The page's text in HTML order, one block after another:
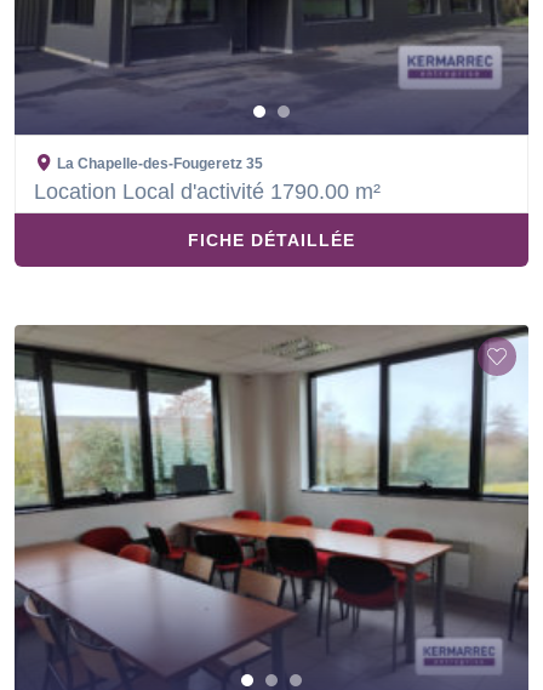
La Chapelle-des-Fougeretz 35
Location Local d'activité 1790.00 m²
FICHE DÉTAILLÉE